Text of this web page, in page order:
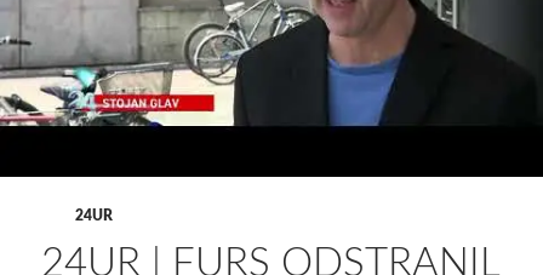
24UR
24UR | FURS ODSTRANIL